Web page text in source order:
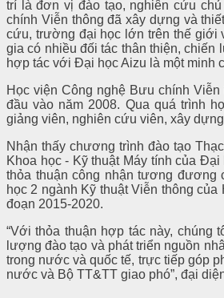
trí là đơn vị đào tạo, nghiên cứu
chính Viễn thông đã xây dựng và
cứu, trường đại học lớn trên thế giới
gia có nhiều đối tác thân thiện,
hợp tác với Đại học Aizu là một minh
Học viện Công nghệ Bưu chính
đầu vào năm 2008. Qua quá trình
giảng viên, nghiên cứu viên, xây
Nhận thấy chương trình đào tạo
Khoa học - Kỹ thuật Máy tính của
thỏa thuận công nhận tương đương
học 2 ngành Kỹ thuật Viễn thông
đoạn 2015-2020.
“Với thỏa thuận hợp tác này, chúng
lượng đào tạo và phát triển nguồn
trong nước và quốc tế, trực tiếp góp
nước và Bộ TT&TT giao phó”, đại